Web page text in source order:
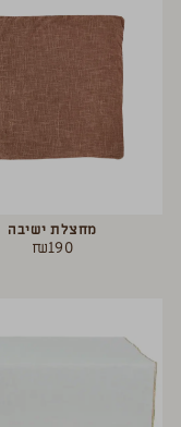
מחצלת ישיבה
₪190